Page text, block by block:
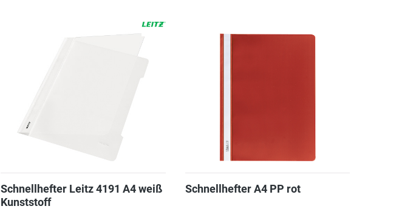
Schnellhefter Leitz 4191 A4 weiß
Kunststoff
Schnellhefter A4 PP rot